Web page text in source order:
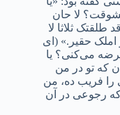
تشوقت؟ لا حان
ثلاثا لا
حقیر.» (ای
می‌کنی؟ یا
که تو در من
را فریب ده، من
که رجوعی در آن